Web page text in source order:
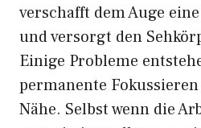
verschafft dem Auge
und versorgt den
Einige Probleme
permanente
Nähe. Selbst wenn die